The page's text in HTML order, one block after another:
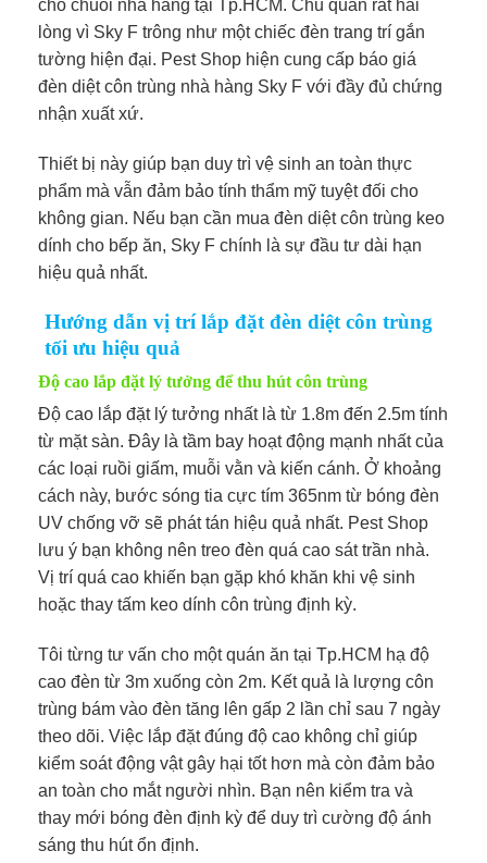
cho chuỗi nhà hàng tại Tp.HCM. Chủ quán rất hài
lòng vì Sky F trông như một chiếc đèn trang trí gắn
tường hiện đại. Pest Shop hiện cung cấp báo giá
đèn diệt côn trùng nhà hàng Sky F với đầy đủ chứng
nhận xuất xứ.
Thiết bị này giúp bạn duy trì vệ sinh an toàn thực
phẩm mà vẫn đảm bảo tính thẩm mỹ tuyệt đối cho
không gian. Nếu bạn cần mua đèn diệt côn trùng keo
dính cho bếp ăn, Sky F chính là sự đầu tư dài hạn
hiệu quả nhất.
Hướng dẫn vị trí lắp đặt đèn diệt côn trùng
tối ưu hiệu quả
Độ cao lắp đặt lý tưởng để thu hút côn trùng
Độ cao lắp đặt lý tưởng nhất là từ 1.8m đến 2.5m tính
từ mặt sàn. Đây là tầm bay hoạt động mạnh nhất của
các loại ruồi giấm, muỗi vằn và kiến cánh. Ở khoảng
cách này, bước sóng tia cực tím 365nm từ bóng đèn
UV chống vỡ sẽ phát tán hiệu quả nhất. Pest Shop
lưu ý bạn không nên treo đèn quá cao sát trần nhà.
Vị trí quá cao khiến bạn gặp khó khăn khi vệ sinh
hoặc thay tấm keo dính côn trùng định kỳ.
Tôi từng tư vấn cho một quán ăn tại Tp.HCM hạ độ
cao đèn từ 3m xuống còn 2m. Kết quả là lượng côn
trùng bám vào đèn tăng lên gấp 2 lần chỉ sau 7 ngày
theo dõi. Việc lắp đặt đúng độ cao không chỉ giúp
kiểm soát động vật gây hại tốt hơn mà còn đảm bảo
an toàn cho mắt người nhìn. Bạn nên kiểm tra và
thay mới bóng đèn định kỳ để duy trì cường độ ánh
sáng thu hút ổn định.